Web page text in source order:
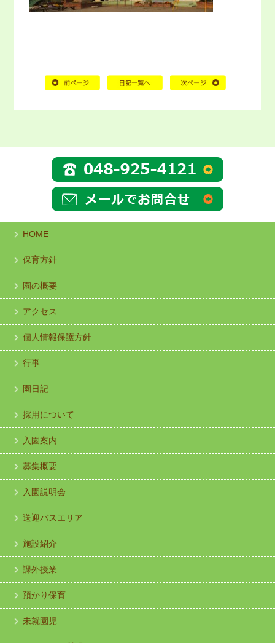
HOME
保育方針
園の概要
アクセス
個人情報保護方針
行事
園日記
採用について
入園案内
募集概要
入園説明会
送迎バスエリア
施設紹介
課外授業
預かり保育
未就園児